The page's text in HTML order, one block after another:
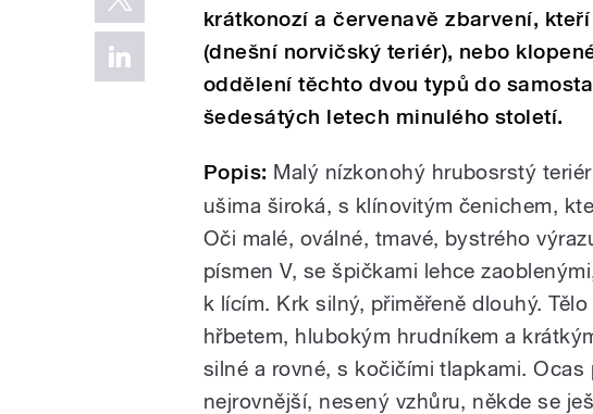
krátkonozí a červenavě zbarvení,
(dnešní norvičský teriér), nebo
oddělení těchto dvou typů do
šedesátých letech minulého století.
Popis: Malý nízkonohý hrubosrstý
ušima široká, s klínovitým čenichem,
Oči malé, oválné, tmavé, bystrého
písmen V, se špičkami lehce
k lícím. Krk silný, přiměřeně dlouhý.
hřbetem, hlubokým hrudníkem a
silné a rovné, s kočičími tlapkami.
nejrovnější, nesený vzhůru, někde se